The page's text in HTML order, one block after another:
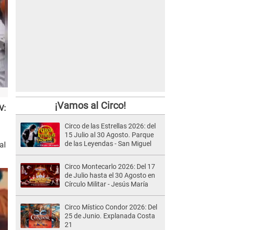
¡Vamos al Circo!
Circo de las Estrellas 2026: del
15 Julio al 30 Agosto. Parque
de las Leyendas - San Miguel
Circo Montecarlo 2026: Del 17
de Julio hasta el 30 Agosto en
Círculo Militar - Jesús María
Circo Místico Condor 2026: Del
25 de Junio. Explanada Costa
21